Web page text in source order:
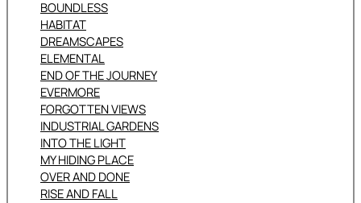
BOUNDLESS
HABITAT
DREAMSCAPES
ELEMENTAL
END OF THE JOURNEY
EVERMORE
FORGOTTEN VIEWS
INDUSTRIAL GARDENS
INTO THE LIGHT
MY HIDING PLACE
OVER AND DONE
RISE AND FALL